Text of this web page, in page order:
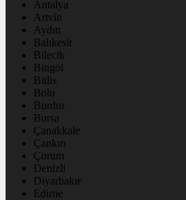
Antalya
Artvin
Aydın
Balıkesir
Bilecik
Bingöl
Bitlis
Bolu
Burdur
Bursa
Çanakkale
Çankırı
Çorum
Denizli
Diyarbakır
Edirne